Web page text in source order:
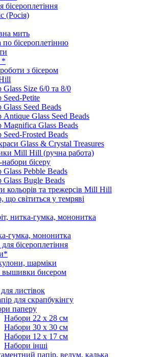
бісероплетіння
(Росія)
мить
по бісероплетінню
*
з бісером
Glass Size 6/0 та 8/0
Seed-Petite
Glass Seed Beads
Antique Glass Seed Beads
Magnifica Glass Beads
Seed-Frosted Beads
Glass & Crystal Treasures
Mill Hill (ручна работа)
бісеру
Glass Pebble Beads
Glass Bugle Beads
кольорів та трежерсів Mill Hill
що світиться у темряві
нитка-гумка, мононитка
гумка, мононитка
бісероплетіння
шарміки
вышивки бисером
листівок
для скрапбукінгу
паперу
Набори 22 х 28 см
Набори 30 х 30 см
Набори 12 х 17 см
Набори інші
папір, велум, калька